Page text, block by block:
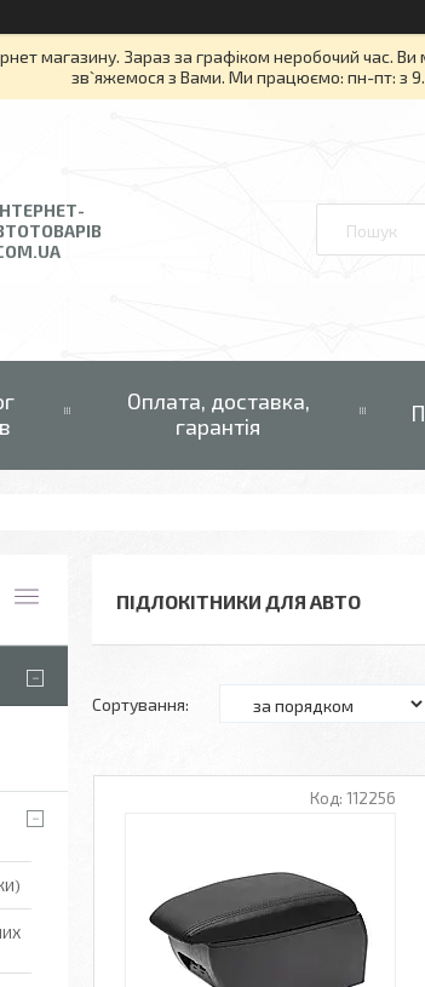
магазину. Зараз за графіком неробочий час.
зв`яжемося з Вами. Ми працюємо: пн-пт: з
Оплата, доставка,
гарантія
ПІДЛОКІТНИКИ ДЛЯ АВТО
112256